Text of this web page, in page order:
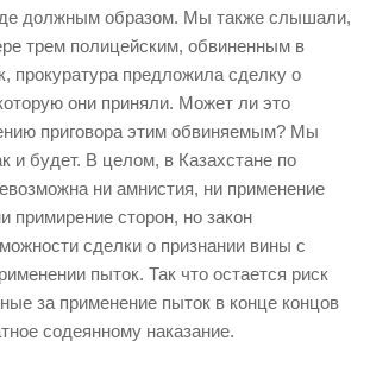
должным образом. Мы также слышали,
трем полицейским, обвиненным в
прокуратура предложила сделку о
они приняли. Может ли это
приговора этим обвиняемым? Мы
и будет. В целом, в Казахстане по
ни амнистия, ни применение
примирение сторон, но закон
сделки о признании вины с
пыток. Так что остается риск
за применение пыток в конце концов
содеянному наказание.